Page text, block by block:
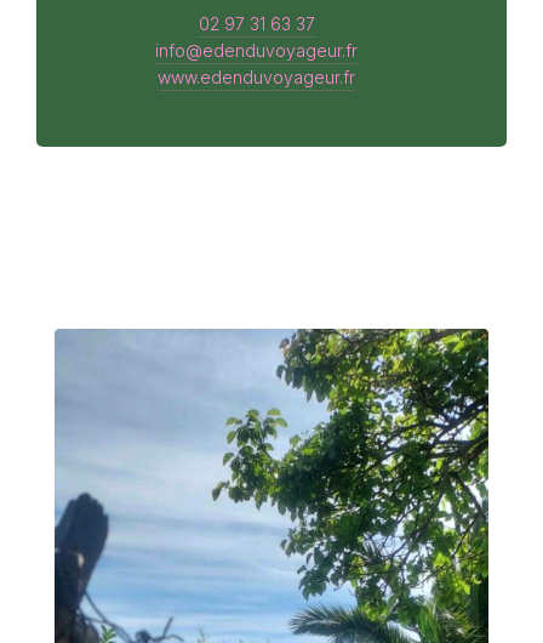
02 97 31 63 37
info@edenduvoyageur.fr
www.edenduvoyageur.fr